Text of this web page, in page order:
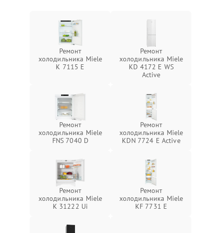
Ремонт
холодильника Miele
K 7115 E
Ремонт
холодильника Miele
KD 4172 E WS
Active
Ремонт
холодильника Miele
FNS 7040 D
Ремонт
холодильника Miele
KDN 7724 E Active
Ремонт
холодильника Miele
K 31222 Ui
Ремонт
холодильника Miele
KF 7731 E